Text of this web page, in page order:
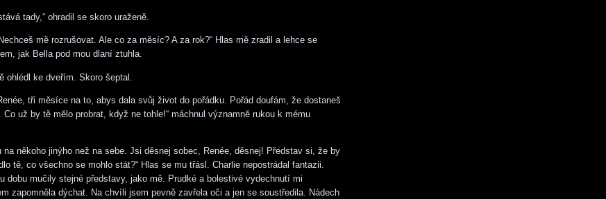
tady,“ ohradil se skoro uraženě.
mě rozrušovat. Ale co za měsíc? A za rok?“ Hlas mě zradil a lehce se
jak Bella pod mou dlaní ztuhla.
ohlédl ke dveřím. Skoro šeptal.
tři měsíce na to, abys dala svůj život do pořádku. Pořád doufám, že dostaneš
už by tě mělo probrat, když ne tohle!“ máchnul významně rukou k mému
na někoho jinýho než na sebe. Jsi děsnej sobec, Renée, děsnej! Představ si, že by
tě, co všechno se mohlo stát?“ Hlas se mu třásl. Charlie nepostrádal fantazii.
dobu mučily stejné představy, jako mě. Prudké a bolestivé vydechnutí mi
zapomněla dýchat. Na chvíli jsem pevně zavřela oči a jen se soustředila. Nádech